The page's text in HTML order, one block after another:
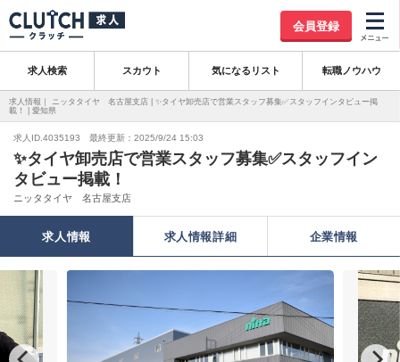
会員登録
求人検索 スカウト 気になるリスト 転職ノウハウ
求人情報｜ ニッタタイヤ 名古屋支店 | ✨タイヤ卸売店で営業スタッフ募集✅スタッフインタビュー掲
載！ | 愛知県
求人ID.4035193 最終更新：2025/9/24 15:03
✨タイヤ卸売店で営業スタッフ募集✅スタッフイン
タビュー掲載！
ニッタタイヤ 名古屋支店
求人情報 求人情報詳細 企業情報